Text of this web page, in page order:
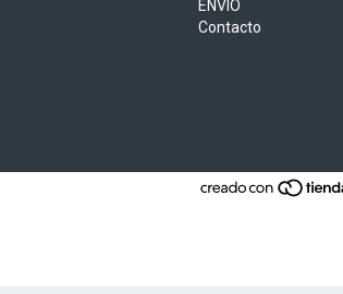
ENVIO
Contacto